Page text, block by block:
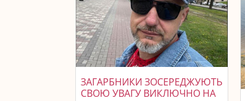
ЗАГАРБНИКИ ЗОСЕРЕДЖУЮТЬ
СВОЮ УВАГУ ВИКЛЮЧНО НА